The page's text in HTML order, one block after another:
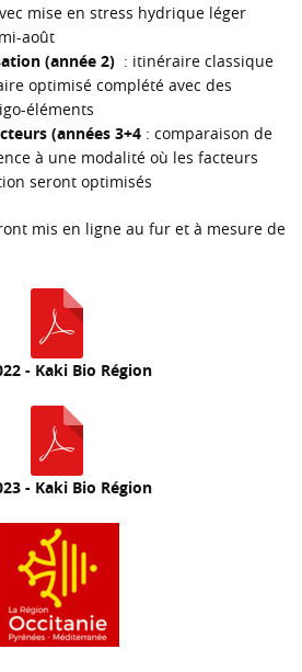
mise en stress hydrique léger
août
(année 2) : itinéraire classique
optimisé complété avec des
éléments
(années 3+4 : comparaison de
à une modalité où les facteurs
seront optimisés
mis en ligne au fur et à mesure de
- Kaki Bio Région
- Kaki Bio Région